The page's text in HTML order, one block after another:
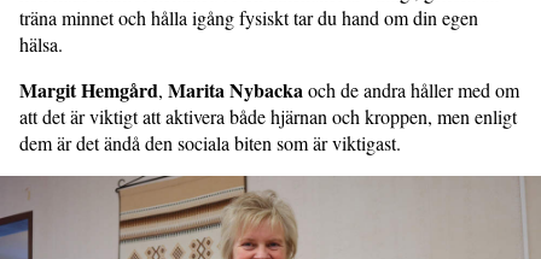
träna minnet och hålla igång fysiskt tar du hand om din egen
hälsa.
Margit Hemgård, Marita Nybackaoch de andra håller med om
att det är viktigt att aktivera både hjärnan och kroppen, men enligt
dem är det ändå den sociala biten som är viktigast.